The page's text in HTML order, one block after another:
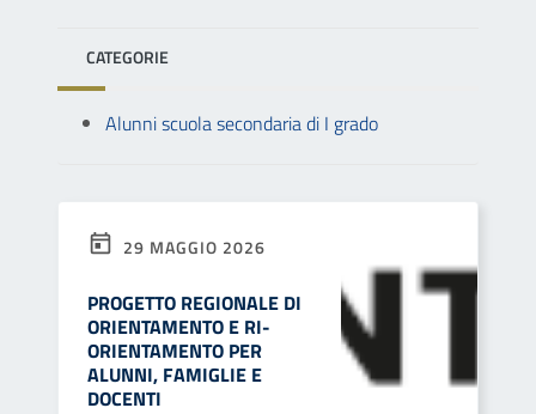
CATEGORIE
Alunni scuola secondaria di I grado
29 MAGGIO 2026
PROGETTO REGIONALE DI
ORIENTAMENTO E RI-
ORIENTAMENTO PER
ALUNNI, FAMIGLIE E
DOCENTI